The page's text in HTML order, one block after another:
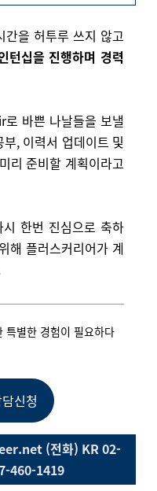
간을 허투루 쓰지 않고
턴십을 진행하며 경력
바쁜 나날들을 보낼
, 이력서 업데이트 및
리 준비할 계획이라고
한번 진심으로 축하
해 플러스커리어가 계
특별한 경험이 필요하다
신청
(전화) KR 02-
460-1419